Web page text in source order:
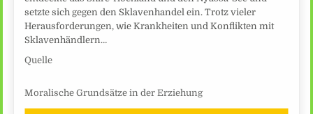
setzte sich gegen den Sklavenhandel ein. Trotz vieler
Herausforderungen, wie Krankheiten und Konflikten mit
Sklavenhändlern…
Quelle
Moralische Grundsätze in der Erziehung